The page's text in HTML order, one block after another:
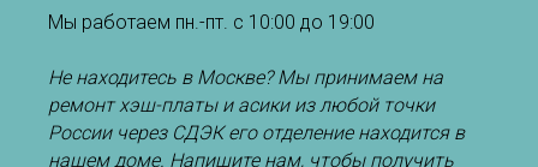
Мы работаем пн.-пт. с 10:00 до 19:00
Не находитесь в Москве? Мы принимаем на
ремонт хэш-платы и асики из любой точки
России через СДЭК его отделение находится в
нашем доме. Напишите нам, чтобы получить